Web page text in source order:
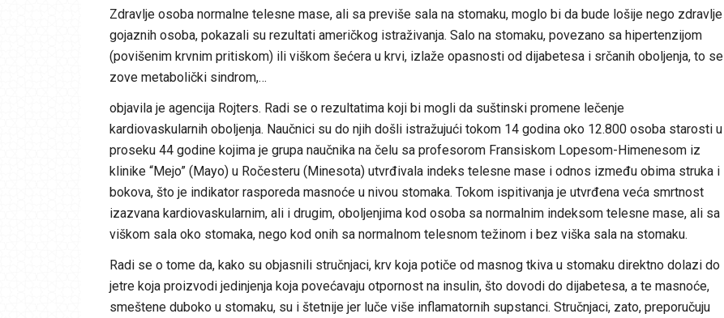
Zdravlje osoba normalne telesne mase, ali sa previše sala na stomaku, moglo bi da bude lošije nego zdravlje
gojaznih osoba, pokazali su rezultati američkog istraživanja. Salo na stomaku, povezano sa hipertenzijom
(povišenim krvnim pritiskom) ili viškom šećera u krvi, izlaže opasnosti od dijabetesa i srčanih oboljenja, to se
zove metabolički sindrom,…
objavila je agencija Rojters. Radi se o rezultatima koji bi mogli da suštinski promene lečenje
kardiovaskularnih oboljenja. Naučnici su do njih došli istražujući tokom 14 godina oko 12.800 osoba starosti u
proseku 44 godine kojima je grupa naučnika na čelu sa profesorom Fransiskom Lopesom-Himenesom iz
klinike “Mejo” (Mayo) u Ročesteru (Minesota) utvrđivala indeks telesne mase i odnos između obima struka i
bokova, što je indikator rasporeda masnoće u nivou stomaka. Tokom ispitivanja je utvrđena veća smrtnost
izazvana kardiovaskularnim, ali i drugim, oboljenjima kod osoba sa normalnim indeksom telesne mase, ali sa
viškom sala oko stomaka, nego kod onih sa normalnom telesnom težinom i bez viška sala na stomaku.
Radi se o tome da, kako su objasnili stručnjaci, krv koja potiče od masnog tkiva u stomaku direktno dolazi do
jetre koja proizvodi jedinjenja koja povećavaju otpornost na insulin, što dovodi do dijabetesa, a te masnoće,
smeštene duboko u stomaku, su i štetnije jer luče više inflamatornih supstanci. Stručnjaci, zato, preporučuju